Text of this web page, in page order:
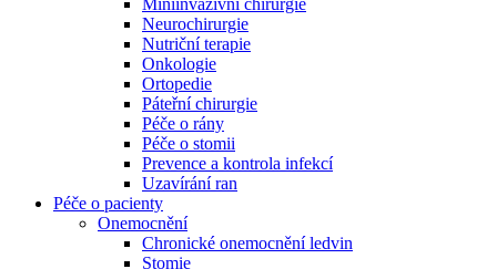
Odborné ambulance
Naše specializované ambulance jsou tu pro vás. Zvolte
specializaci a město, které potřebujete, a objednejte se do naší
ambulance.
Miniinvazivní chirurgie
Neurochirurgie
Nutriční terapie
Onkologie
Ortopedie
Páteřní chirurgie
Péče o rány
Péče o stomii
Prevence a kontrola infekcí
Uzavírání ran
Péče o pacienty
Onemocnění
Chronické onemocnění ledvin
Stomie